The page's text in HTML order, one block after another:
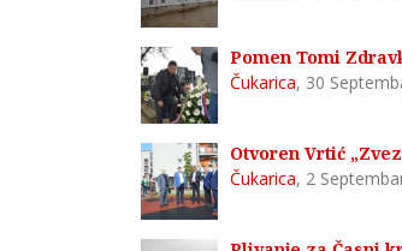
Pomen Tomi
Čukarica, 30
Otvoren Vrtić
Čukarica, 2